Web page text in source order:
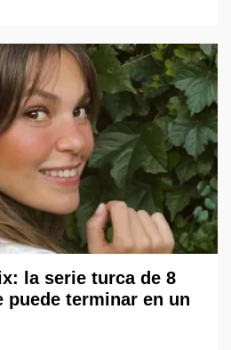
la serie turca de 8
puede terminar en un